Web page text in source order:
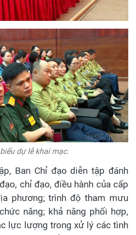
dự lễ khai mạc.
Ban Chỉ đạo diễn tập đánh
chỉ đạo, điều hành của cấp
phương; trình độ tham mưu
năng; khả năng phối hợp,
lực lượng trong xử lý các tình